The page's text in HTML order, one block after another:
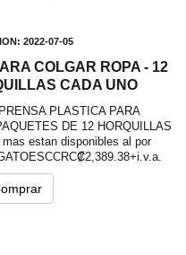
2022-07-05
COLGAR ROPA - 12
CADA UNO
PLASTICA PARA
DE 12 HORQUILLAS
estan disponibles al por
CRC₡2,389.38+i.v.a.